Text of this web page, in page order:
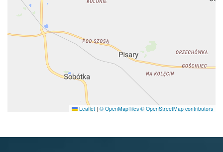
Leaflet | © OpenMapTiles © OpenStreetMap contributors